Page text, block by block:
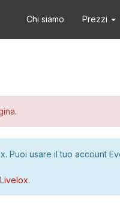
Chi siamo Prezzi
Puoi usare il tuo account
.